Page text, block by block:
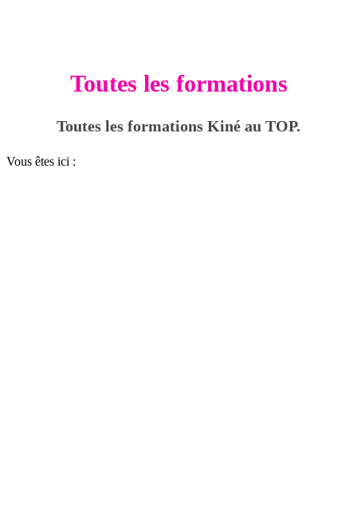
Toutes les formations
Toutes les formations Kiné au TOP.
Vous êtes ici :